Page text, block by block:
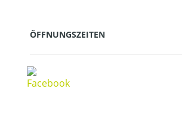
ÖFFNUNGSZEITEN